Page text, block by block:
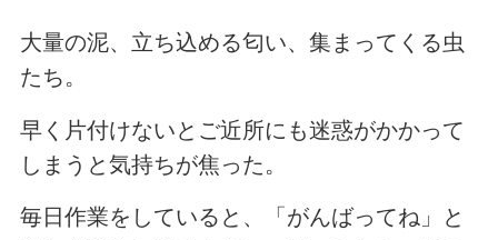
大量の泥、立ち込める匂い、集まってくる虫
たち。
早く片付けないとご近所にも迷惑がかかって
しまうと気持ちが焦った。
毎日作業をしていると、「がんばってね」と